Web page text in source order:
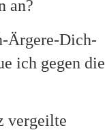
an?
Ärgere-Dich-
ich gegen die
vergeilte